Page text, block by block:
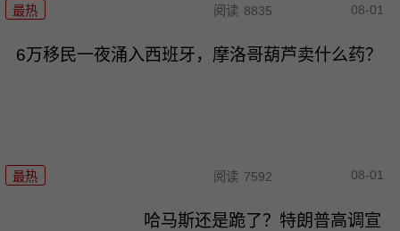
最热 阅读 8835 08-01
6万移民一夜涌入西班牙，摩洛哥葫芦卖什么药？
最热 阅读 7592 08-01
哈马斯还是跪了？特朗普高调宣